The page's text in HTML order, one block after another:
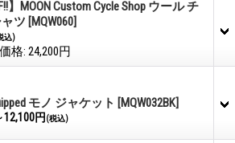
】MOON Custom Cycle Shop ウール チ
ツ [MQW060]
込)
格: 24,200円
モノ ジャケット [MQW032BK]
円 (税込)